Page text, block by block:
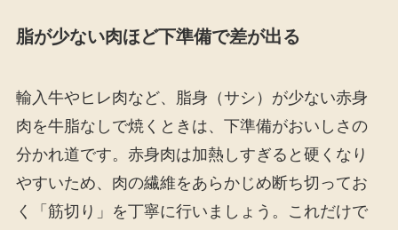
脂が少ない肉ほど下準備で差が出る
輸入牛やヒレ肉など、脂身（サシ）が少ない赤身
肉を牛脂なしで焼くときは、下準備がおいしさの
分かれ道です。赤身肉は加熱しすぎると硬くなり
やすいため、肉の繊維をあらかじめ断ち切ってお
く「筋切り」を丁寧に行いましょう。これだけで